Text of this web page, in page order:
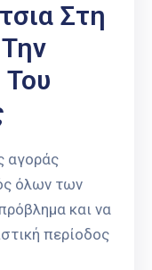
Στη
αγοράς
όλων των
και να
περίοδος